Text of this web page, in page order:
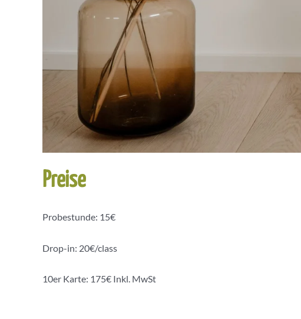
Preise
Probestunde: 15€
Drop-in: 20€/class
10er Karte: 175€ Inkl. MwSt